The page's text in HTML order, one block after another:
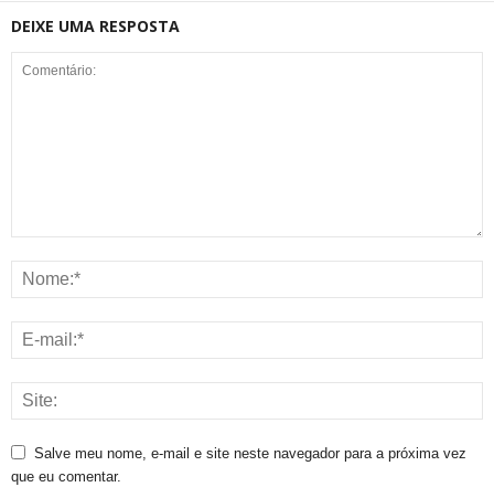
DEIXE UMA RESPOSTA
Salve meu nome, e-mail e site neste navegador para a próxima vez
que eu comentar.